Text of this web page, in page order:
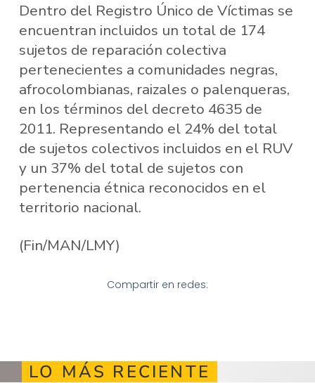
Dentro del Registro Único de Víctimas se
encuentran incluidos un total de 174
sujetos de reparación colectiva
pertenecientes a comunidades negras,
afrocolombianas, raizales o palenqueras,
en los términos del decreto 4635 de
2011. Representando el 24% del total
de sujetos colectivos incluidos en el RUV
y un 37% del total de sujetos con
pertenencia étnica reconocidos en el
territorio nacional.
(Fin/MAN/LMY)
Compartir en redes:
LO MÁS RECIENTE